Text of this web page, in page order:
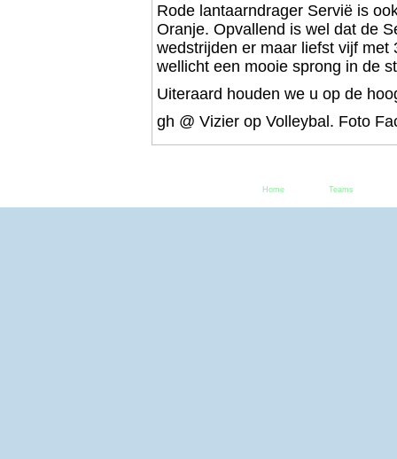
Rode lantaarndrager Servië is
Oranje. Opvallend is wel dat de
wedstrijden er maar liefst vijf
wellicht een mooie sprong in de
Uiteraard houden we u op de
gh @ Vizier op Volleybal. Foto
Home Teams